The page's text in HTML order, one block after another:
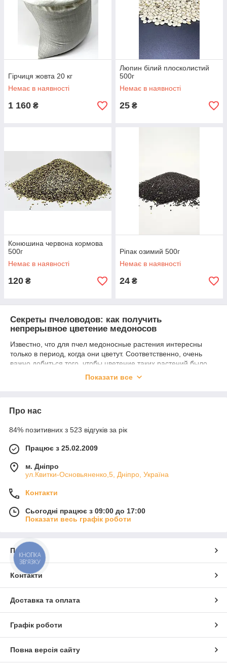
Гірчиця жовта 20 кг
Немає в наявності
1 160 ₴
Люпин білий плосколистий
500г
Немає в наявності
25 ₴
Конюшина червона кормова
500г
Немає в наявності
120 ₴
Ріпак озимий 500г
Немає в наявності
24 ₴
Секреты пчеловодов: как получить
непрерывное цветение медоносов
Известно, что для пчел медоносные растения интересны
только в период, когда они цветут. Соответственно, очень
важно добиться того, чтобы цветение таких растений было
на участке и в ближайших окрестностях (пчелы за медом
могут летать довольно далеко), а также узнать в какие
додатково провести самостійно засів тих медоносів, період
Складати свій календар медоносну конвеєра потрібно для
погодних умов. Вибирати для вирощування необхідно
найактивніші нектароносители, ті, які добре будуть рости на
конкретній ділянці.
Показати все
Про нас
84% позитивних з 523 відгуків за рік
Працює з 25.02.2009
м. Дніпро
ул.Квитки-Основьяненко,5, Дніпро, Україна
Контакти
Сьогодні працює з 09:00 до 17:00
Показати весь графік роботи
Про нас
Контакти
Доставка та оплата
Графік роботи
Повна версія сайту
КНОПКА
ЗВ'ЯЗКУ